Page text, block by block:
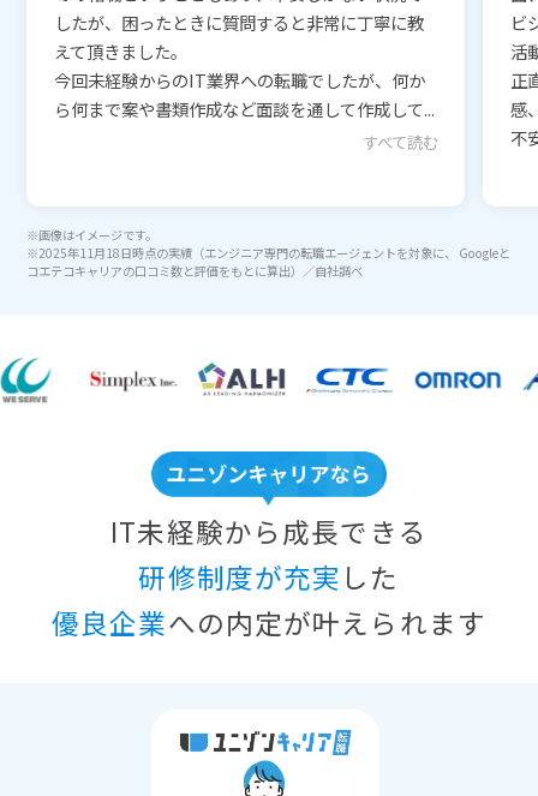
したが、困ったときに質問すると非常に丁寧に教
えて頂きました。
今回未経験からのIT業界への転職でしたが、何か
ら何まで案や書類作成など面談を通して作成して...
すべて読む
ビ
活
正
感
不
※画像はイメージです。
※2025年11月18日時点の実績（エンジニア専門の転職エージェントを対象に、 Googleと
コエテコキャリアの口コミ数と評価をもとに算出）／自社調べ
IT未経験から成長できる
研修制度が充実 した
優良企業への内定が叶えられます